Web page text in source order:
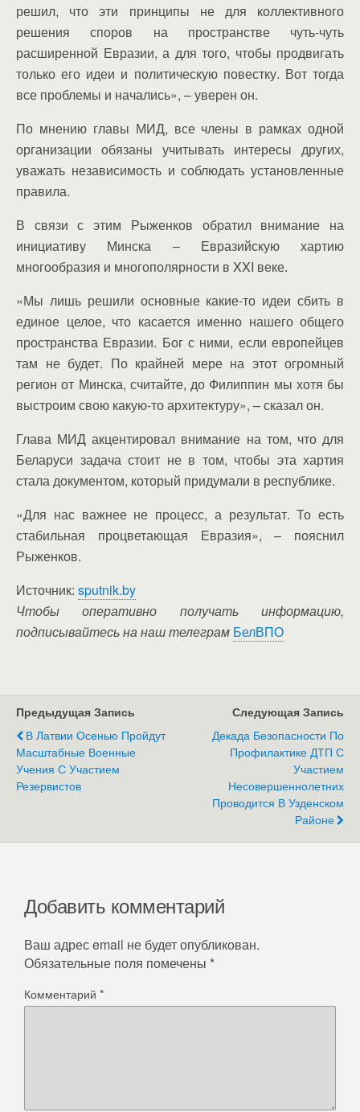
решил, что эти принципы не для коллективного
решения споров на пространстве чуть-чуть
расширенной Евразии, а для того, чтобы продвигать
только его идеи и политическую повестку. Вот тогда
все проблемы и начались», – уверен он.
По мнению главы МИД, все члены в рамках одной
организации обязаны учитывать интересы других,
уважать независимость и соблюдать установленные
правила.
В связи с этим Рыженков обратил внимание на
инициативу Минска – Евразийскую хартию
многообразия и многополярности в XXI веке.
«Мы лишь решили основные какие-то идеи сбить в
единое целое, что касается именно нашего общего
пространства Евразии. Бог с ними, если европейцев
там не будет. По крайней мере на этот огромный
регион от Минска, считайте, до Филиппин мы хотя бы
выстроим свою какую-то архитектуру», – сказал он.
Глава МИД акцентировал внимание на том, что для
Беларуси задача стоит не в том, чтобы эта хартия
стала документом, который придумали в республике.
«Для нас важнее не процесс, а результат. То есть
стабильная процветающая Евразия», – пояснил
Рыженков.
Источник: sputnik.by
Чтобы оперативно получать информацию,
подписывайтесь на наш телеграм БелВПО
Предыдущая Запись
В Латвии Осенью Пройдут
Масштабные Военные
Учения С Участием
Резервистов
Следующая Запись
Декада Безопасности По
Профилактике ДТП С
Участием
Несовершеннолетних
Проводится В Узденском
Районе
Добавить комментарий
Ваш адрес email не будет опубликован.
Обязательные поля помечены *
Комментарий *